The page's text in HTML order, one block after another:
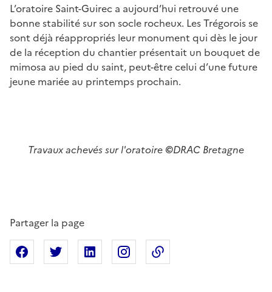
L’oratoire Saint-Guirec a aujourd’hui retrouvé une
bonne stabilité sur son socle rocheux. Les Trégorois se
sont déjà réappropriés leur monument qui dès le jour
de la réception du chantier présentait un bouquet de
mimosa au pied du saint, peut-être celui d’une future
jeune mariée au printemps prochain.
Travaux achevés sur l'oratoire ©DRAC Bretagne
Partager la page
Partager sur Facebook
Partager sur XPartager sur Linkedin
Partager sur Instagram